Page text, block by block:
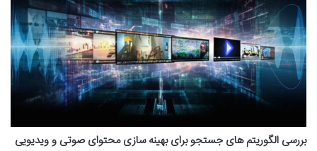
بررسی الگوریتم های جستجو برای بهینه سازی محتوای صوتی و ویدیویی